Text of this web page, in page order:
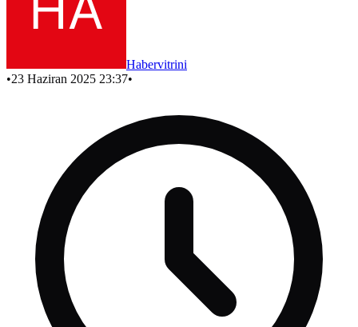
Habervitrini
•23 Haziran 2025 23:37•